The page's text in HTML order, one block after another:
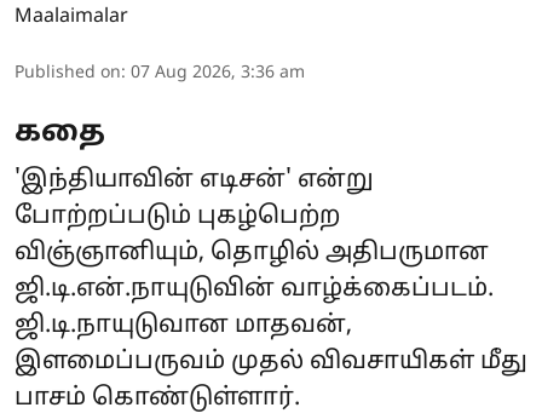
Maalaimalar
Published on: 07 Aug 2026, 3:36 am
கதை
'இந்தியாவின் எடிசன்' என்று
போற்றப்படும் புகழ்பெற்ற
விஞ்ஞானியும், தொழில் அதிபருமான
ஜி.டி.என்.நாயுடுவின் வாழ்க்கைப்படம்.
ஜி.டி.நாயுடுவான மாதவன்,
இளமைப்பருவம் முதல் விவசாயிகள் மீது
பாசம் கொண்டுள்ளார்.